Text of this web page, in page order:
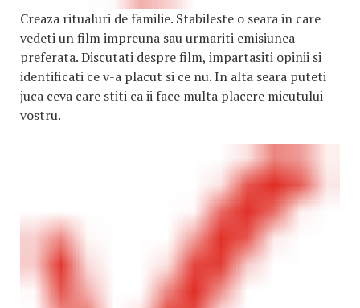
Creaza ritualuri de familie. Stabileste o seara in care
vedeti un film impreuna sau urmariti emisiunea
preferata. Discutati despre film, impartasiti opinii si
identificati ce v-a placut si ce nu. In alta seara puteti
juca ceva care stiti ca ii face multa placere micutului
vostru.